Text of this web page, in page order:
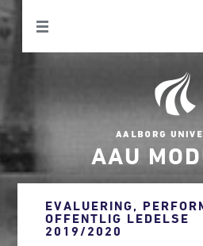
AAU
EVALUERING,
OFFENTLIG LEDELSE
2019/2020